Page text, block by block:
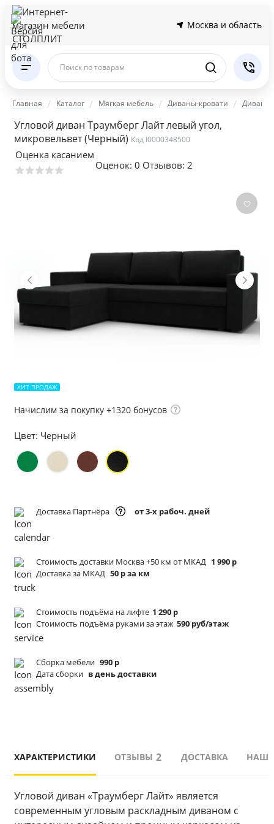
Москва и область
Поиск по товарам
Главная Каталог Мягкая мебель Диваны-кровати Диваны
Угловой диван Траумберг Лайт левый угол,
микровельвет(Черный) Код I0000348500
Оценка касанием
Оценок: 0 Отзывов: 2
ХИТ ПРОДАЖ
Начислим за покупку +1320 бонусов
Цвет: Черный
Доставка Партнёра от 3-х рабоч. дней
Стоимость доставки Москва +50 км от МКАД 1 990 р
Доставка за МКАД 50 р за км
Стоимость подъёма на лифте 1 290 р
Стоимость подъёма руками за этаж 590 руб/этаж
Сборка мебели 990 р
Дата сборки в день доставки
ХАРАКТЕРИСТИКИ ОТЗЫВЫ 2 ДОСТАВКА
Угловой диван «Траумберг Лайт» является
современным угловым раскладным диваном с